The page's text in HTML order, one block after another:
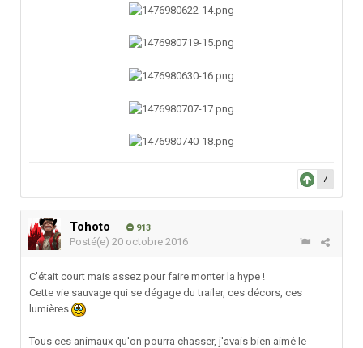
7
Tohoto 913
Posté(e) 20 octobre 2016
C'était court mais assez pour faire monter la hype !
Cette vie sauvage qui se dégage du trailer, ces décors, ces
lumières
Tous ces animaux qu'on pourra chasser, j'avais bien aimé le